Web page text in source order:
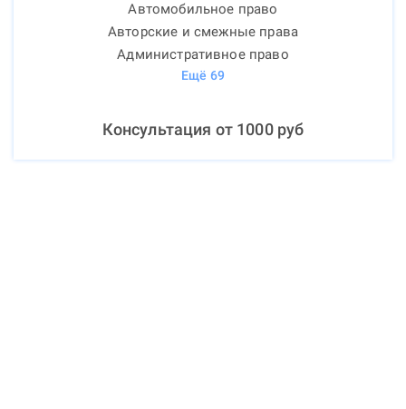
Автомобильное право
Авторские и смежные права
Административное право
Ещё 69
Консультация от 1000руб